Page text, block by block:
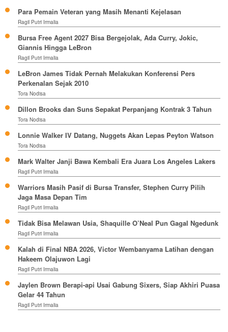
Para Pemain Veteran yang Masih Menanti Kejelasan
Ragil Putri Irmalia
Bursa Free Agent 2027 Bisa Bergejolak, Ada Curry, Jokic,
Giannis Hingga LeBron
Ragil Putri Irmalia
LeBron James Tidak Pernah Melakukan Konferensi Pers
Perkenalan Sejak 2010
Tora Nodisa
Dillon Brooks dan Suns Sepakat Perpanjang Kontrak 3 Tahun
Tora Nodisa
Lonnie Walker IV Datang, Nuggets Akan Lepas Peyton Watson
Tora Nodisa
Mark Walter Janji Bawa Kembali Era Juara Los Angeles Lakers
Ragil Putri Irmalia
Warriors Masih Pasif di Bursa Transfer, Stephen Curry Pilih
Jaga Masa Depan Tim
Ragil Putri Irmalia
Tidak Bisa Melawan Usia, Shaquille O’Neal Pun Gagal Ngedunk
Ragil Putri Irmalia
Kalah di Final NBA 2026, Victor Wembanyama Latihan dengan
Hakeem Olajuwon Lagi
Ragil Putri Irmalia
Jaylen Brown Berapi-api Usai Gabung Sixers, Siap Akhiri Puasa
Gelar 44 Tahun
Ragil Putri Irmalia